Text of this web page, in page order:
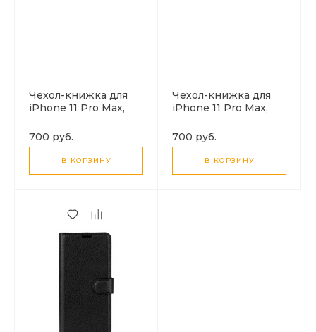
Чехол-книжка для
iPhone 11 Pro Max,
серый
700 руб.
В КОРЗИНУ
Чехол-книжка для
iPhone 11 Pro Max,
золотой
700 руб.
В КОРЗИНУ